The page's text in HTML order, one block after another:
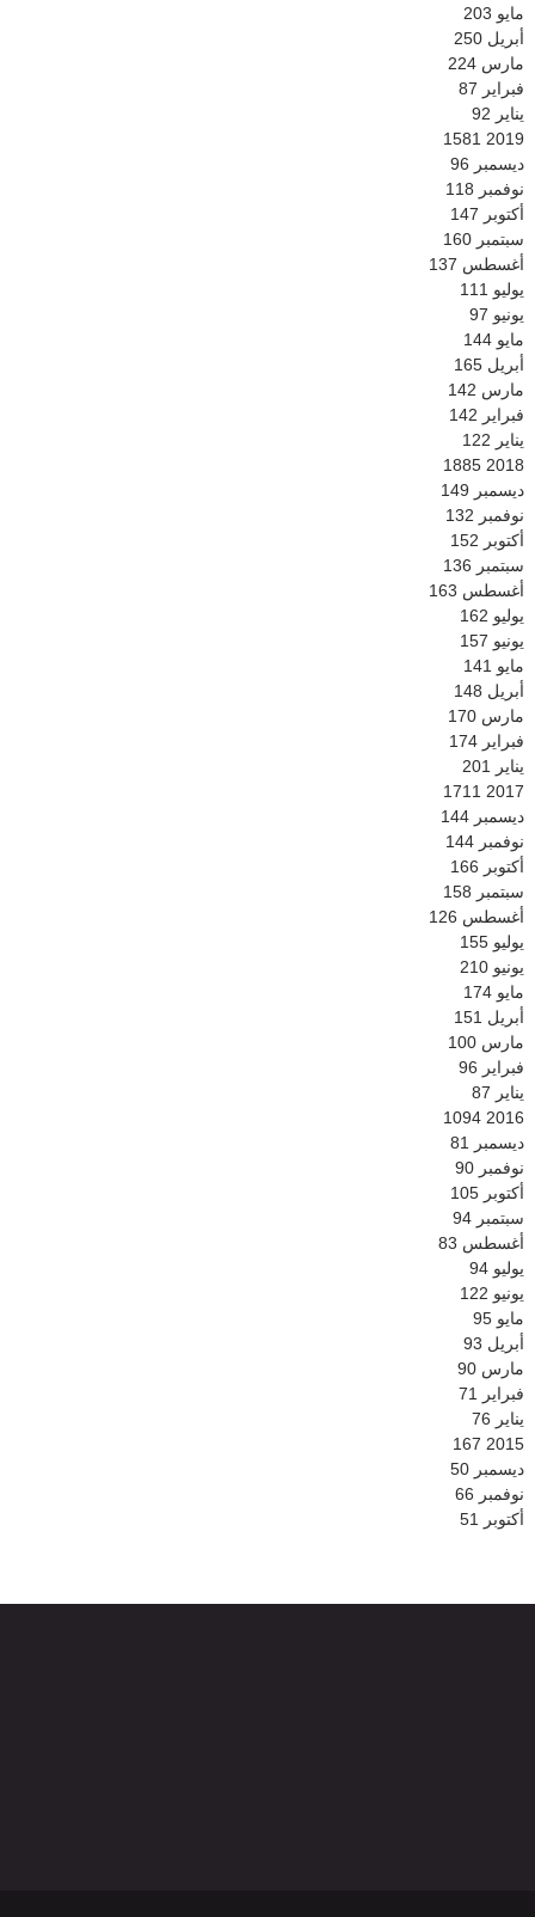
مايو 203
أبريل 250
مارس 224
فبراير 87
يناير 92
2019
1581
ديسمبر 96
نوفمبر 118
أكتوبر 147
سبتمبر 160
أغسطس 137
يوليو 111
يونيو 97
مايو 144
أبريل 165
مارس 142
فبراير 142
يناير 122
2018
1885
ديسمبر 149
نوفمبر 132
أكتوبر 152
سبتمبر 136
أغسطس 163
يوليو 162
يونيو 157
مايو 141
أبريل 148
مارس 170
فبراير 174
يناير 201
2017
1711
ديسمبر 144
نوفمبر 144
أكتوبر 166
سبتمبر 158
أغسطس 126
يوليو 155
يونيو 210
مايو 174
أبريل 151
مارس 100
فبراير 96
يناير 87
2016
1094
ديسمبر 81
نوفمبر 90
أكتوبر 105
سبتمبر 94
أغسطس 83
يوليو 94
يونيو 122
مايو 95
أبريل 93
مارس 90
فبراير 71
يناير 76
2015
167
ديسمبر 50
نوفمبر 66
أكتوبر 51